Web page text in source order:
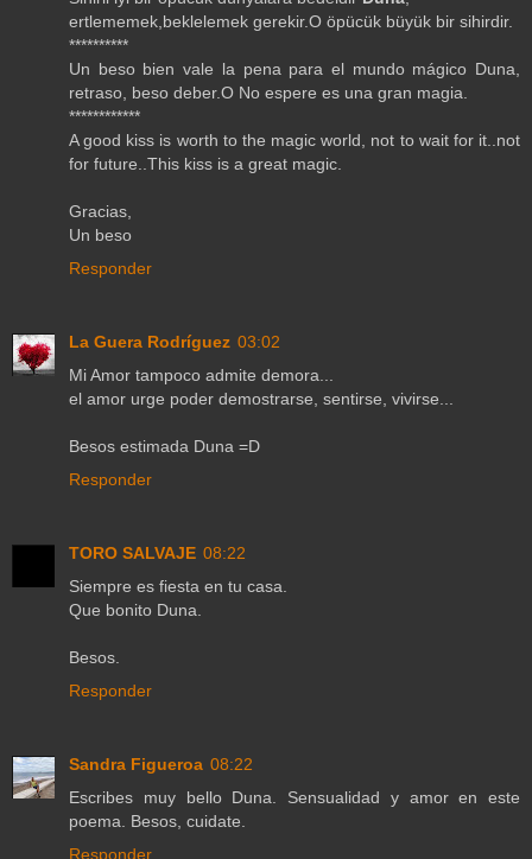
ertlememek,beklelemek gerekir.O öpücük büyük bir sihirdir.
**********
Un beso bien vale la pena para el mundo mágico Duna,
retraso, beso deber.O No espere es una gran magia.
************
A good kiss is worth to the magic world, not to wait for it..not
for future..This kiss is a great magic.
Gracias,
Un beso
Responder
La Guera Rodríguez 03:02
Mi Amor tampoco admite demora...
el amor urge poder demostrarse, sentirse, vivirse...
Besos estimada Duna =D
Responder
TORO SALVAJE 08:22
Siempre es fiesta en tu casa.
Que bonito Duna.
Besos.
Responder
Sandra Figueroa 08:22
Escribes muy bello Duna. Sensualidad y amor en este
poema. Besos, cuidate.
Responder